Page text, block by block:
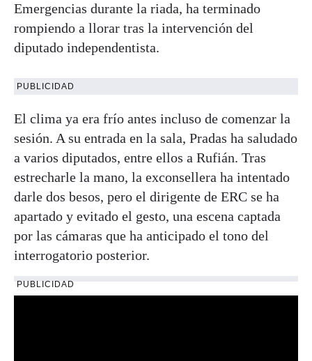
Emergencias durante la riada, ha terminado
rompiendo a llorar tras la intervención del
diputado independentista.
PUBLICIDAD
El clima ya era frío antes incluso de comenzar la
sesión. A su entrada en la sala, Pradas ha saludado
a varios diputados, entre ellos a Rufián. Tras
estrecharle la mano, la exconsellera ha intentado
darle dos besos, pero el dirigente de ERC se ha
apartado y evitado el gesto, una escena captada
por las cámaras que ha anticipado el tono del
interrogatorio posterior.
PUBLICIDAD